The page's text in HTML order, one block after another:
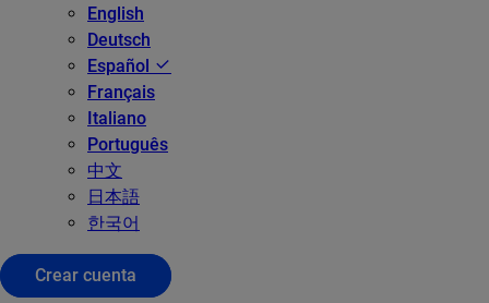
English
Deutsch
Español
Français
Italiano
Português
中文
日本語
한국어
Crear cuenta